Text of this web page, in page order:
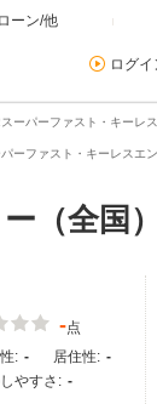
ーン/他
ログイ
ーパーファスト・キーレ
ーファスト・キーレスエ
（全国
-点
: - 居住性: -
やすさ: -